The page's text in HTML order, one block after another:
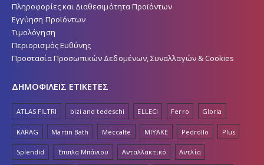
Πληροφορίες και Διαθεσιμότητα Προϊόντων
Εγγύηση Προϊόντων
Τιμολόγηση
Περιορισμός Ευθύνης
Προστασία Προσωπικών Δεδομένων, Συναλλαγών & Cookies
ΔΗΜΟΦΙΛΕΙΣ ΕΤΙΚΕΤΕΣ
ATLAS FILTRI bizi and tedeschi ELLECI Ferro Gloria
KARAG Martin Bath Meccalte MIYAKE Pedrollo Plus
Splendid Έπιπλα Μπάνιου Ανταλλακτικό Αντλία